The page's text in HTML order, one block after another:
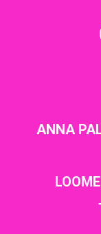
ANNA